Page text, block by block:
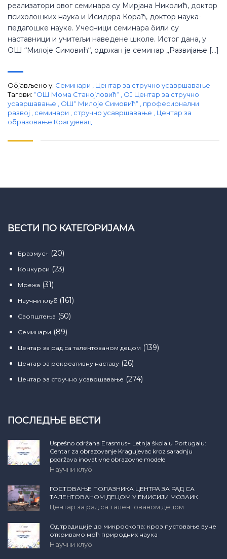
реализатори овог семинара су Мирјана Николић, доктор
психолошких наука и Исидора Кораћ, доктор наука-
педагошке науке. Учесници семинара били су
наставници и учитељи наведене школе. Истог дана, у
ОШ “Милоје Симовић“, одржан је семинар „Развијање […]
Објављено у: Семинари
Центар за стручно усавршавање
Тагови: “ОШ Мома Станојловић“
ОЈ Центар за стручно
усавршавање
ОШ“ Милоје Симовић“
професионални
развој
семинари стручно усавршавање
Центар за
образовање Крагујевац
ВЕСТИ ПО КАТЕГОРИЈАМА
Еразмус+ (20)
Конкурси (23)
Мрежа (31)
Научни клуб (161)
Саопштења (50)
Семинари (89)
Центар за рад са талентованом децом (139)
Центар за рекреативну наставу (26)
Центар за стручно усавршавање (274)
ПОСЛЕДЊЕ ВЕСТИ
Uspešno održana Erasmus+ Letnja škola u Portugalu:
Centar za obrazovanje Kragujevac kroz saradnju
podržava inovativne obrazovne modele
Научни клуб
ГОСТОВАЊЕ ПОЛАЗНИКА ЦЕНТРА ЗА РАД СА
ТАЛЕНТОВАНОМ ДЕЦОМ У ЕМИСИЈИ МОЗАИК
Центар за рад са талентованом децом
Од традиције до микроскопа: кроз пустовање вуне
откривамо моћ природних наука
Научни клуб